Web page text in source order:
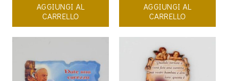
AGGIUNGI AL
CARRELLO
AGGIUNGI AL
CARRELLO